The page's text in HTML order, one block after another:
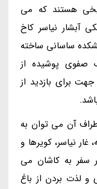
هستند که می
آبشار نیاسر کاخ
ساسانی ساخته
صفوی پوشیده از
برای بازدید از
آن می توان به
نیاسر، کویرها و
سفر به کاشان می
و لذت بردن از باغ